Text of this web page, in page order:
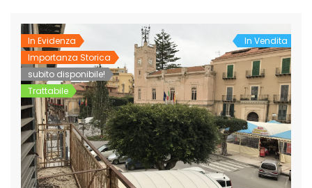
In Evidenza
Importanza Storica
subito disponibile!
Trattabile
In Vendita